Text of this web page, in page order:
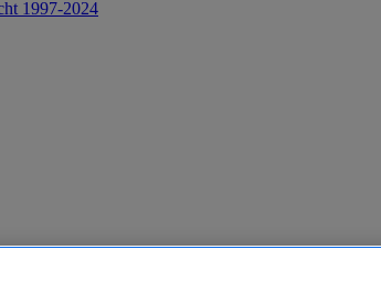
1997-2024